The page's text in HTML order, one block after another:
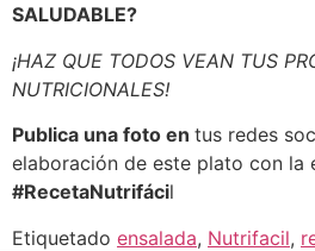
SALUDABLE?
¡HAZ QUE TODOS VEAN TUS
NUTRICIONALES!
Publica una foto en tus redes
elaboración de este plato con la
#RecetaNutrifácil
Etiquetado ensalada, Nutrifacil,